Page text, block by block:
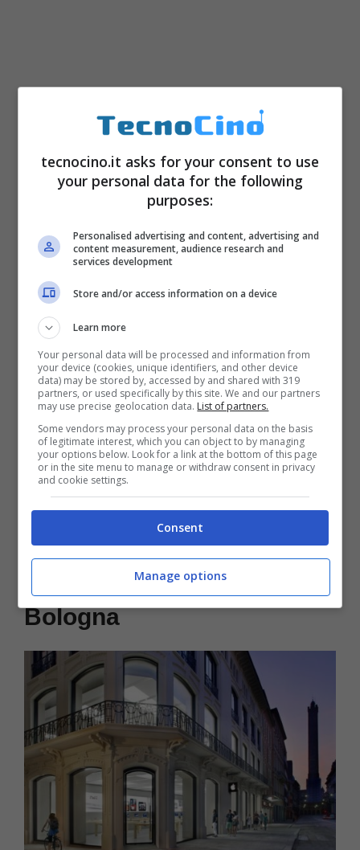
AncheFirenzeha uno Store cittadino che si
trova presso la centrale Piazza della
Repubblica (50123, Firenze) con numero di
telefono di riferimento che è 0554641900 e
orari tutti i giorni dalle 10 alle 20.
Bologna
tecnocino.it asks for your consent to use
your personal data for the following
purposes:
Personalised advertising and content, advertising and
content measurement, audience research and
services development
Store and/or access information on a device
Learn more
Your personal data will be processed and information from
your device (cookies, unique identifiers, and other device
data) may be stored by, accessed by and shared with 319
partners, or used specifically by this site. We and our partners
may use precise geolocation data. List of partners.
Some vendors may process your personal data on the basis
of legitimate interest, which you can object to by managing
your options below. Look for a link at the bottom of this page
or in the site menu to manage or withdraw consent in privacy
and cookie settings.
Consent
Manage options